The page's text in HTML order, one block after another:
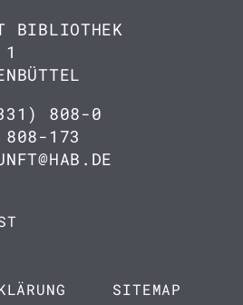
BIBLIOTHEK
808-0
173
SITEMAP